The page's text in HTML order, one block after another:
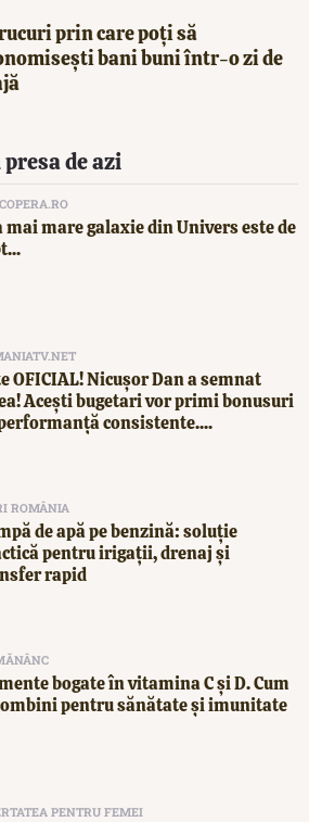
prin care poți să
bani buni într-o zi de
de azi
mai mare galaxie din Univers este de
OFICIAL! Nicușor Dan a semnat
Acești bugetari vor primi bonusuri
consistente....
ROMÂNIA
de apă pe benzină: soluție
pentru irigații, drenaj și
rapid
bogate în vitamina C și D. Cum
pentru sănătate și imunitate
PENTRU FEMEI